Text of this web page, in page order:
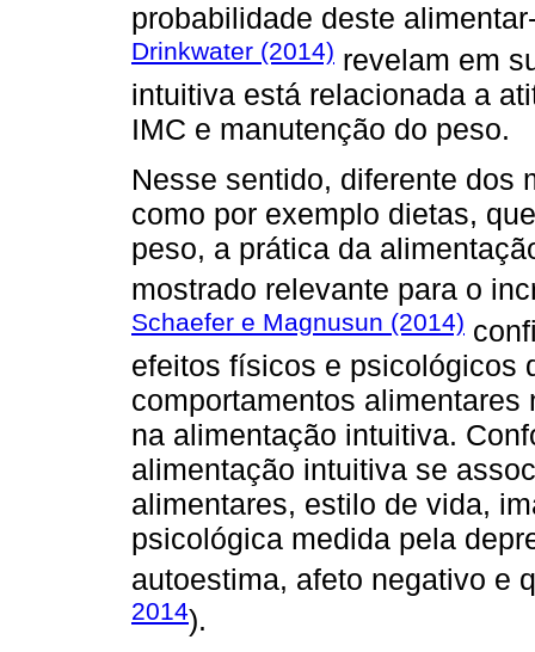
probabilidade deste
Drinkwater (2014) revelam em
intuitiva está relacionada a
IMC e manutenção do peso.
Nesse sentido, diferente dos
como por exemplo dietas,
peso, a prática da
mostrado relevante para o
Schaefer e Magnusun (2014)
efeitos físicos e psicológicos
comportamentos
na alimentação intuitiva.
alimentação intuitiva se
alimentares, estilo de vida,
psicológica medida pela
autoestima, afeto negativo e
2014).